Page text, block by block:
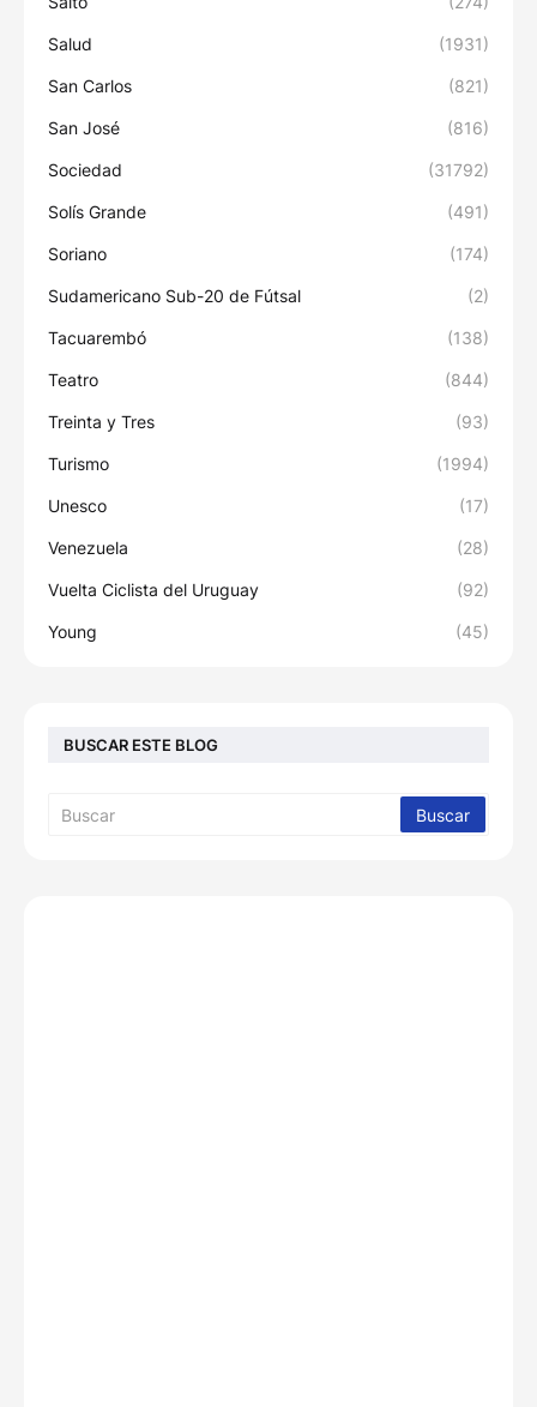
Salud (1931)
San Carlos (821)
San José (816)
Sociedad (31792)
Solís Grande (491)
Soriano (174)
Sudamericano Sub-20 de Fútsal (2)
Tacuarembó (138)
Teatro (844)
Treinta y Tres (93)
Turismo (1994)
Unesco (17)
Venezuela (28)
Vuelta Ciclista del Uruguay (92)
Young (45)
BUSCAR ESTE BLOG